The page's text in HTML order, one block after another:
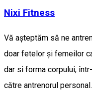
Nixi Fitness
Vă așteptăm să ne
doar fetelor și femeilor
dar si forma corpului,
către antrenorul